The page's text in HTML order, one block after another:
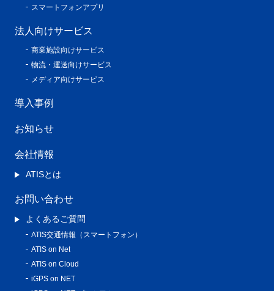
スマートフォンアプリ
法人向けサービス
商業施設向けサービス
物流・運送向けサービス
メディア向けサービス
導入事例
お知らせ
会社情報
ATISとは
お問い合わせ
よくあるご質問
ATIS交通情報（スマートフォン）
ATIS on Net
ATIS on Cloud
iGPS on NET